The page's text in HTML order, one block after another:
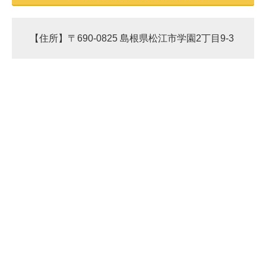
【住所】〒690-0825 島根県松江市学園2丁目9-3